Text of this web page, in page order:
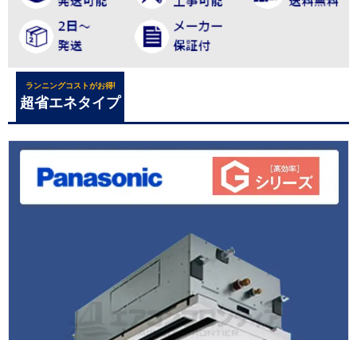
ランニングコストがお得!
超省エネタイプ